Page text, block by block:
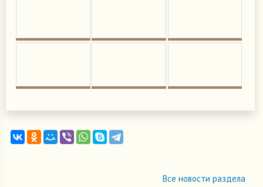
Все новости раздела